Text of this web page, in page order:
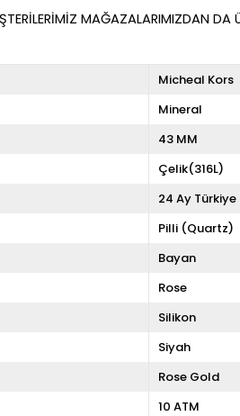
MAĞAZALARIMIZDAN DA
Micheal Kors
Mineral
43 MM
Çelik(316L)
24 Ay
Pilli (Quartz)
Bayan
Rose
Silikon
Siyah
Rose Gold
10 ATM